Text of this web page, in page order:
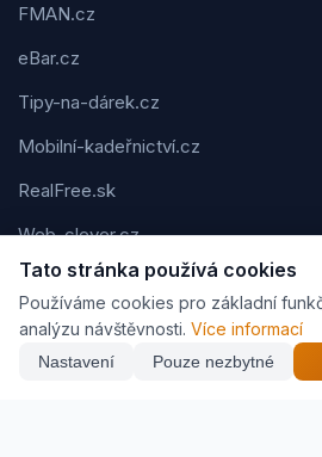
FMAN.cz
eBar.cz
Tipy-na-dárek.cz
Mobilní-kadeřnictví.cz
RealFree.sk
Web-clever.cz
Kvízov.cz
Karavaning.net
CVčko.eu
Tato stránka používá cookies
Používáme cookies pro základní
analýzu návštěvnosti. Více informací
Nastavení Pouze nezbytné